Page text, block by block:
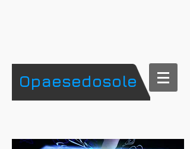
​Opaesedosole